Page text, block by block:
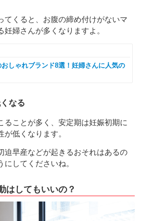
てくると、お腹の締め付けがないマ
妊婦さんが多くなりますよ。
しゃれブランド8選！妊婦さんに人気の
なる
ることが多く、安定期は妊娠初期に
が低くなります。
迫早産などが起きるおそれはあるの
してくださいね。
はしてもいいの？